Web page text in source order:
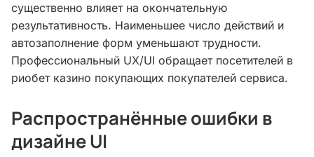
существенно влияет на окончательную
результативность. Наименьшее число действий и
автозаполнение форм уменьшают трудности.
Профессиональный UX/UI обращает посетителей в
риобет казино покупающих покупателей сервиса.
Распространённые ошибки в
дизайне UI